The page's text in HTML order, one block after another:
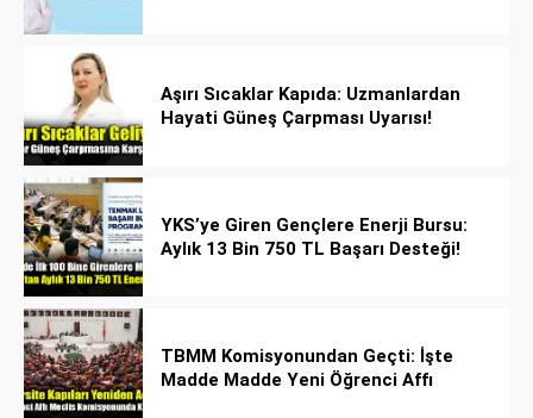
Aşırı Sıcaklar Kapıda: Uzmanlardan
Hayati Güneş Çarpması Uyarısı!
YKS’ye Giren Gençlere Enerji Bursu:
Aylık 13 Bin 750 TL Başarı Desteği!
TBMM Komisyonundan Geçti: İşte
Madde Madde Yeni Öğrenci Affı